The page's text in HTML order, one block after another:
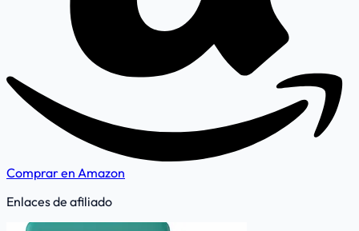
Comprar en Amazon
Enlaces de afiliado